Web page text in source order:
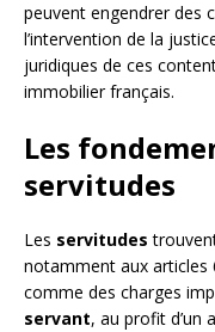
peuvent engendrer des
l’intervention de la
juridiques de ces
immobilier français.
Les
servitudes
Les servitudes
notamment aux articles
comme des charges
servant, au profit d’un